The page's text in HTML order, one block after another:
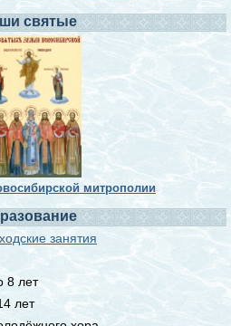
святые
митрополии
занятия
8 лет
лет